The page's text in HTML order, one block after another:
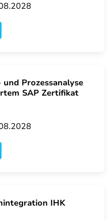
Prozessanalyse
SAP Zertifikat
IHK